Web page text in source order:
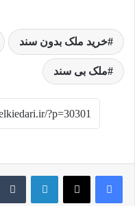
خرید ملک بدون سند
ملک بی سند